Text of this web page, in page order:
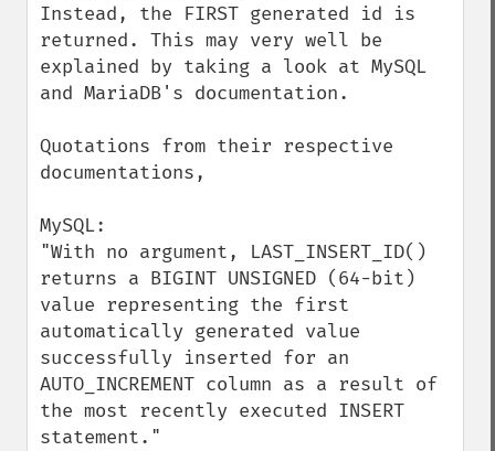
Instead, the FIRST generated id is
returned. This may very well be
explained by taking a look at MySQL
and MariaDB's documentation.
Quotations from their respective
documentations,
MySQL:
"With no argument, LAST_INSERT_ID()
returns a BIGINT UNSIGNED (64-bit)
value representing the first
automatically generated value
successfully inserted for an
AUTO_INCREMENT column as a result of
the most recently executed INSERT
statement."